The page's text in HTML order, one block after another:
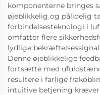
komponenterne bringes
øjeblikkelig og pålidelig
forbindelsesteknologi i
omfatter flere
lydlige
Denne øjeblikkelige
fortsætte med
resultere i farlige
intuitive betjening